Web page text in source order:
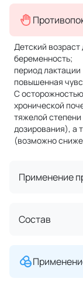
Детский возраст
беременность;
период
повышенная
С
хронической
тяжелой
дозирования), а
(возможно
Применение
Состав